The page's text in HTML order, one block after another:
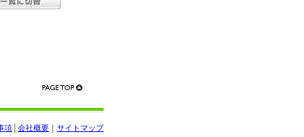
サイトマップ
会社概要 ｜
項